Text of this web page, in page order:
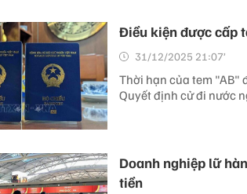
Điều kiện được cấp
31/12/2025 21:07’
Thời hạn của tem "AB"
Quyết định cử đi nước
Doanh nghiệp lữ
tiền